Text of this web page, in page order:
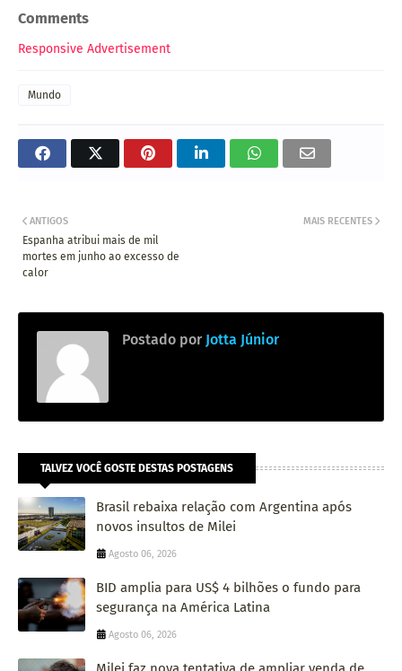
Comments
Responsive Advertisement
Mundo
MAIS RECENTES
ANTIGOS
Espanha atribui mais de mil
mortes em junho ao excesso de
calor
Postado por Jotta Júnior
TALVEZ VOCÊ GOSTE DESTAS POSTAGENS
Brasil rebaixa relação com Argentina após
novos insultos de Milei
Agosto 06, 2026
BID amplia para US$ 4 bilhões o fundo para
segurança na América Latina
Agosto 06, 2026